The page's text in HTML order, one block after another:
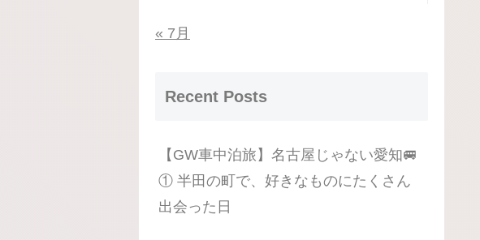
« 7月
Recent Posts
【GW車中泊旅】名古屋じゃない愛知🚐
① 半田の町で、好きなものにたくさん
出会った日